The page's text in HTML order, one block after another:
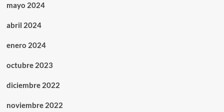
mayo 2024
abril 2024
enero 2024
octubre 2023
diciembre 2022
noviembre 2022